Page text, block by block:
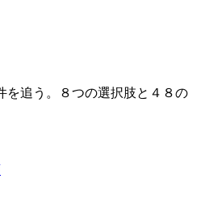
を追う。８つの選択肢と４８の